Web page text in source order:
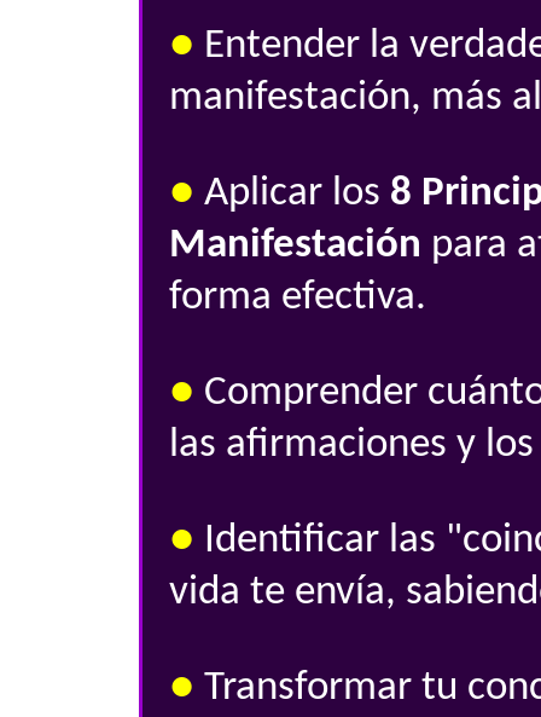
● Entender la
manifestación, más
● Aplicar los 8
Manifestación para
forma efectiva.
● Comprender
las afirmaciones y
● Identificar las
vida te envía,
● Transformar tu